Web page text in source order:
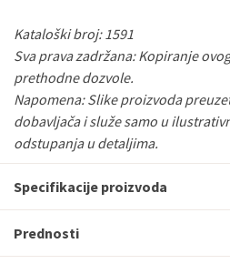
Kataloški broj: 1591
Sva prava zadržana: Kopiranje
prethodne dozvole.
Napomena: Slike proizvoda
dobavljača i služe samo u
odstupanja u detaljima.
Specifikacije proizvoda
Prednosti